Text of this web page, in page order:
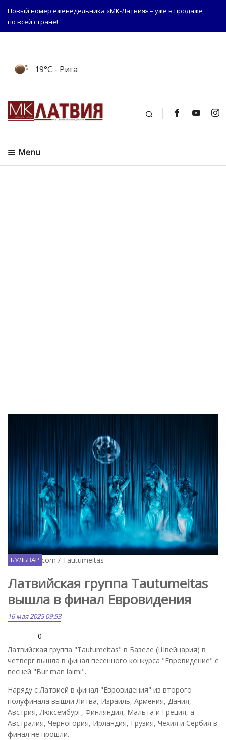
Новый номер еженедельника «МК-Латвия» – уже в продаже
по всей стране!
19°C - Рига
Поиск
Menu
Facebook.com / Tautumeitas
БУЛЬВАР
Латвийская группа Tautumeitas
вышла в финал Евровидения
16 мая 2025 09:53
0
Латвийская группа "Tautumeitas" в Базеле (Швейцария) в
четверг вышла в финал песенного конкурса "Евровидение" с
песней "Bur man laimi".
Наряду с Латвией в финал "Евровидения" из второго
полуфинала вышли Литва, Израиль, Армения, Дания,
Австрия, Люксембург, Финляндия, Мальта и Греция, а
Австралия, Черногория, Ирландия, Грузия, Чехия и Сербия в
финал не прошли.